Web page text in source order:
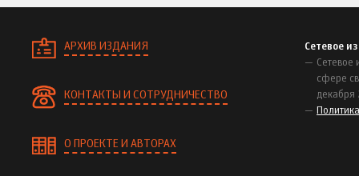
АРХИВ ИЗДАНИЯ
КОНТАКТЫ И СОТРУДНИЧЕСТВО
О ПРОЕКТЕ И АВТОРАХ
Сетевое
Сетевое
сфере
декабря